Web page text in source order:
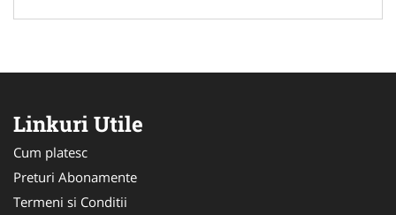
Linkuri Utile
Cum platesc
Preturi Abonamente
Termeni si Conditii